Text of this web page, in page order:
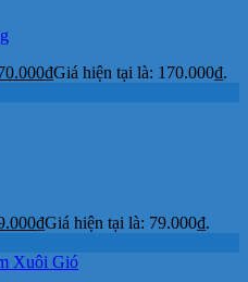
₫Giá hiện tại là: 170.000₫.
₫Giá hiện tại là: 79.000₫.